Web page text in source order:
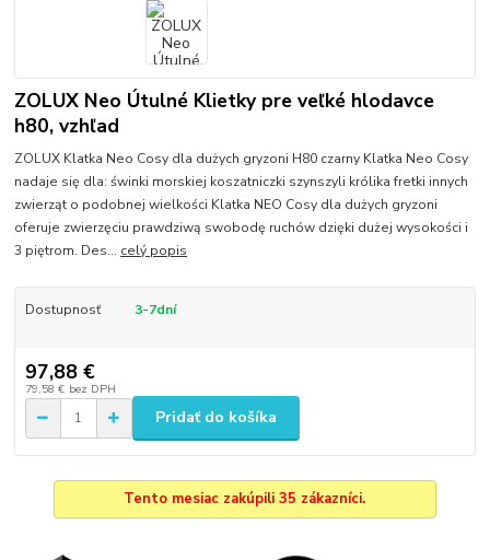
ZOLUX Neo Útulné Klietky pre veľké hlodavce
h80, vzhľad
ZOLUX Klatka Neo Cosy dla dużych gryzoni H80 czarny Klatka Neo Cosy
nadaje się dla: świnki morskiej koszatniczki szynszyli królika fretki innych
zwierząt o podobnej wielkości Klatka NEO Cosy dla dużych gryzoni
oferuje zwierzęciu prawdziwą swobodę ruchów dzięki dużej wysokości i
3 piętrom. Des... celý popis
Dostupnosť 3-7dní
97,88 €
79,58 € bez DPH
Pridať do košíka
Tento mesiac zakúpili 35 zákazníci.